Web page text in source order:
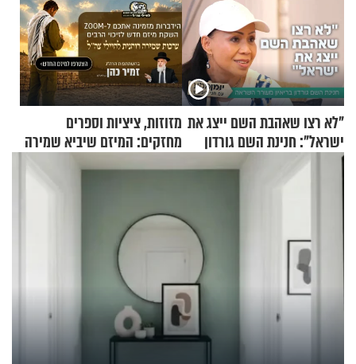
"לא רצו שאהבת השם ייצג את
ישראל": חנינת השם גורדון
בריאיון מעורר השראה
מזוזות, ציציות וספרים
מחזקים: המיזם שיביא שמירה
רוחנית לאלפי חיילי צה"ל